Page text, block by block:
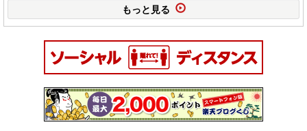
もっと見る